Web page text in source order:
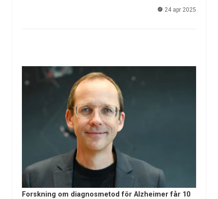
24 apr 2025
Forskning om diagnosmetod för Alzheimer får 10